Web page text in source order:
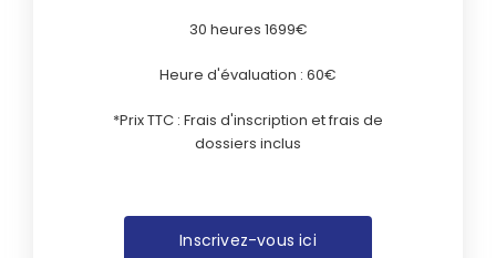
30 heures 1699€
Heure d'évaluation : 60€
*Prix TTC : Frais d'inscription et frais de
dossiers inclus
Inscrivez-vous ici